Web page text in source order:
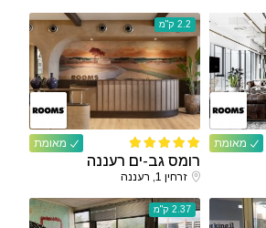
מאומת מאומת
2.2 ק"מ
רומס גב-ים רעננה
זרחין 1, רעננה
2.37 ק"מ